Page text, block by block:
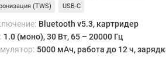
(TWS) USB-C
Bluetooth v5.3, картридер
1.0 (моно), 30 Вт, 65 – 20000 Гц
5000 мАч, работа до 12 ч,